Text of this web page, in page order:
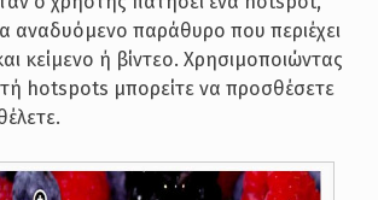
αναδυόμενο παράθυρο που περιέχει
κείμενο ή βίντεο. Χρησιμοποιώντας
hotspots μπορείτε να προσθέσετε